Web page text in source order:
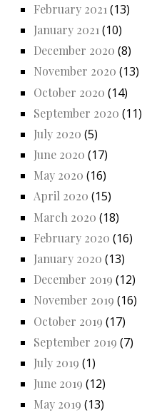
February 2021 (13)
January 2021 (10)
December 2020 (8)
November 2020 (13)
October 2020 (14)
September 2020 (11)
July 2020 (5)
June 2020 (17)
May 2020 (16)
April 2020 (15)
March 2020 (18)
February 2020 (16)
January 2020 (13)
December 2019 (12)
November 2019 (16)
October 2019 (17)
September 2019 (7)
July 2019 (1)
June 2019 (12)
May 2019 (13)